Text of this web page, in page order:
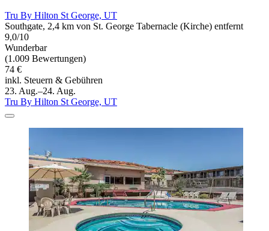
Tru By Hilton St George, UT
Southgate, 2,4 km von St. George Tabernacle (Kirche) entfernt
9,0/10
Wunderbar
(1.009 Bewertungen)
74 €
inkl. Steuern & Gebühren
23. Aug.–24. Aug.
Tru By Hilton St George, UT